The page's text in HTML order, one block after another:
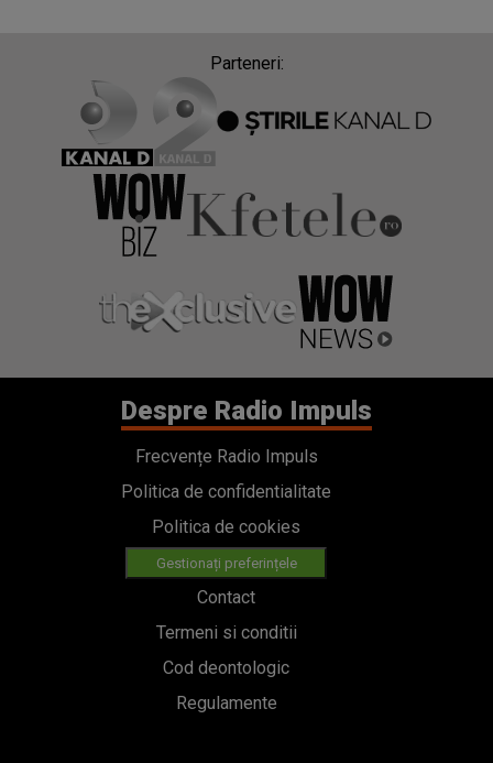
Parteneri:
Despre Radio Impuls
Frecvențe Radio Impuls
Politica de confidentialitate
Politica de cookies
Gestionați preferințele
Contact
Termeni si conditii
Cod deontologic
Regulamente